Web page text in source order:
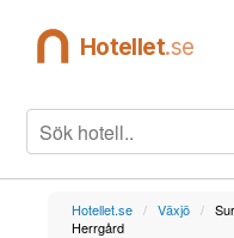
Hotellet.se
Hotellet.se / Växjö /
Herrgård